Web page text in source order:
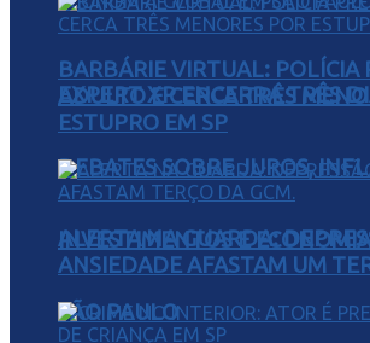
EXPERT XP ENCERRA TRÊS
DEBATES SOBRE JUROS,
INVESTIMENTOS E
SÃO PAULO
BARBÁRIE VIRTUAL: POLÍCIA
ADULTO E CERCA TRÊS
ESTUPRO EM SP
ALERTA NA GUARDA:
ANSIEDADE AFASTAM UM